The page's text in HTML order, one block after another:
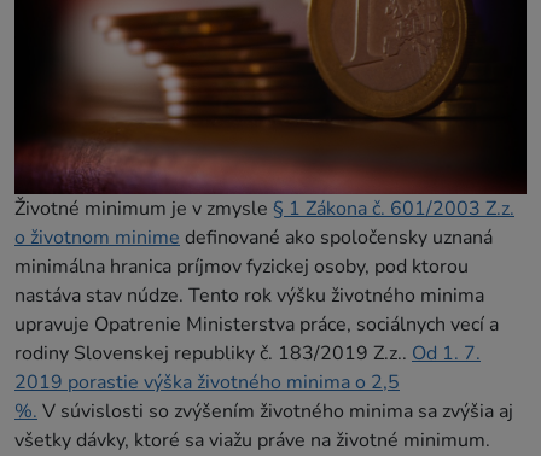
Životné minimum je v zmysle § 1 Zákona č. 601/2003 Z.z.
o životnom minime definované ako spoločensky uznaná
minimálna hranica príjmov fyzickej osoby, pod ktorou
nastáva stav núdze. Tento rok výšku životného minima
upravuje Opatrenie Ministerstva práce, sociálnych vecí a
rodiny Slovenskej republiky č. 183/2019 Z.z.. Od 1. 7.
2019 porastie výška životného minima o 2,5
%. V súvislosti so zvýšením životného minima sa zvýšia aj
všetky dávky, ktoré sa viažu práve na životné minimum.